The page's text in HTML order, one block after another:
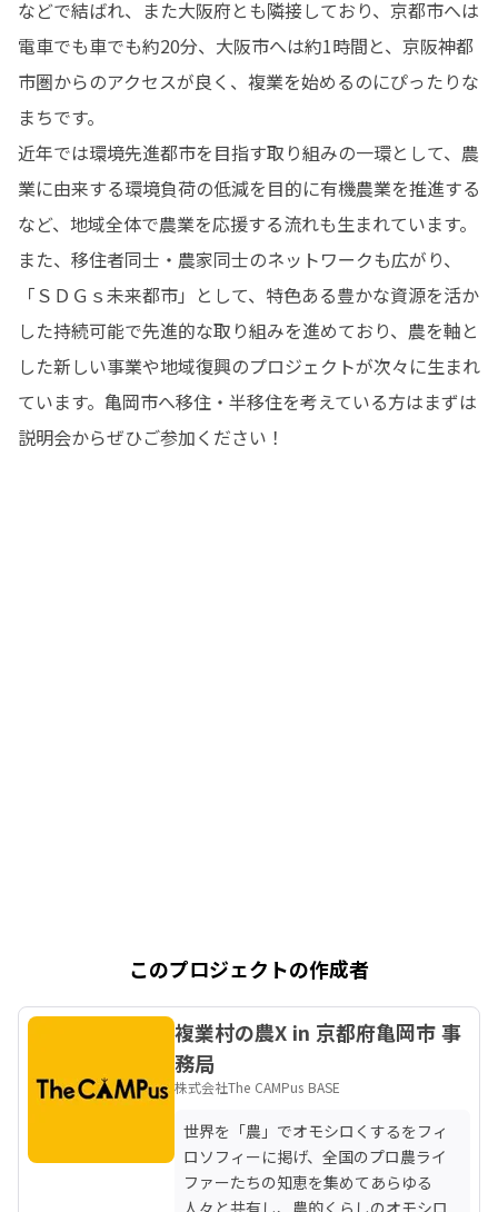
などで結ばれ、また大阪府とも隣接しており、京都市へは
電車でも車でも約20分、大阪市へは約1時間と、京阪神都
市圏からのアクセスが良く、複業を始めるのにぴったりな
まちです。
近年では環境先進都市を目指す取り組みの一環として、農
業に由来する環境負荷の低減を目的に有機農業を推進する
など、地域全体で農業を応援する流れも生まれています。
また、移住者同士・農家同士のネットワークも広がり、
「ＳＤＧｓ未来都市」として、特色ある豊かな資源を活か
した持続可能で先進的な取り組みを進めており、農を軸と
した新しい事業や地域復興のプロジェクトが次々に生まれ
ています。亀岡市へ移住・半移住を考えている方はまずは
説明会からぜひご参加ください！
このプロジェクトの作成者
複業村の農X in 京都府亀岡市 事
務局
株式会社The CAMPus BASE
世界を「農」でオモシロくするをフィ
ロソフィーに掲げ、全国のプロ農ライ
ファーたちの知恵を集めてあらゆる
人々と共有し、農的くらしのオモシロ